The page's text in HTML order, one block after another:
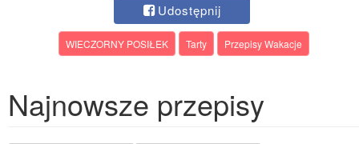
Udostępnij
WIECZORNY POSIŁEK Tarty Przepisy Wakacje
Najnowsze przepisy